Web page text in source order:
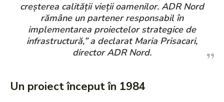
creșterea calității vieții oamenilor. ADR Nord
rămâne un partener responsabil în
implementarea proiectelor strategice de
infrastructură,” a declarat Maria Prisacari,
director ADR Nord.
Un proiect început în 1984